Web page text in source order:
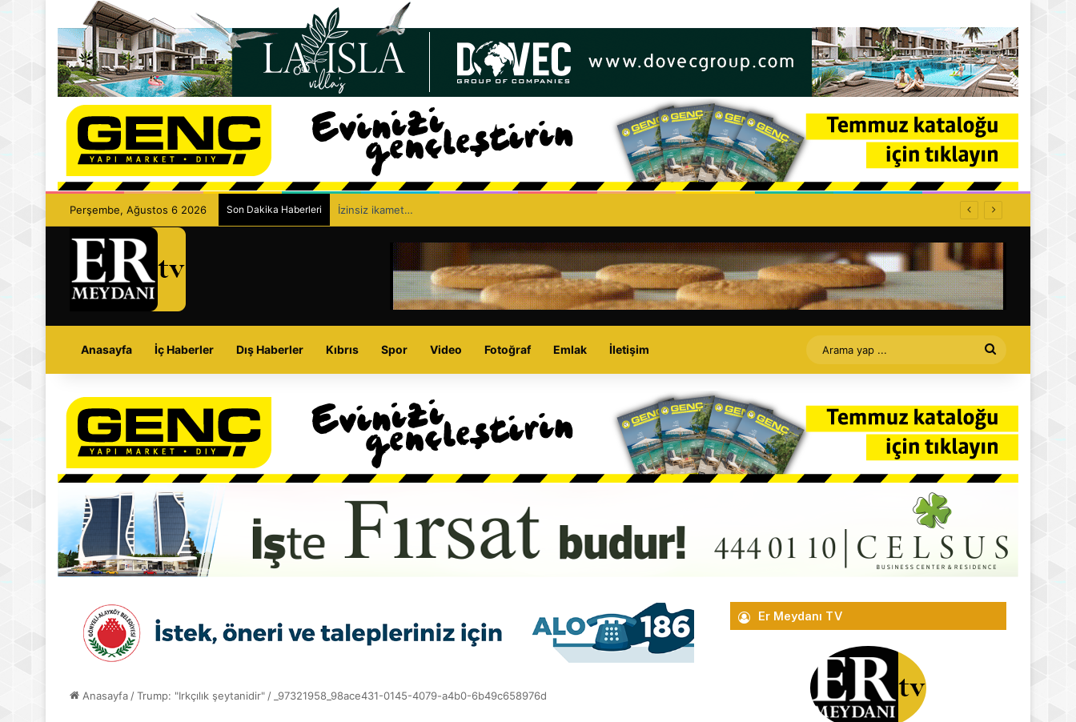
Perşembe, Ağustos 6 2026 Son Dakika Haberleri İzinsiz ikamet…
Anasayfa İç Haberler Dış Haberler Kıbrıs Spor Video Fotoğraf Emlak İletişim
Arama
yap
...
Anasayfa /Trump: "Irkçılık şeytanidir" / _97321958_98ace431-0145-4079-a4b0-6b49c658976d
Er Meydanı TV